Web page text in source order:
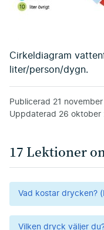
Cirkeldiagram
liter/person/dygn.
Publicerad 21
Uppdaterad 26 oktober
17 Lektioner
Vad kostar drycken?
Vilken dryck väljer